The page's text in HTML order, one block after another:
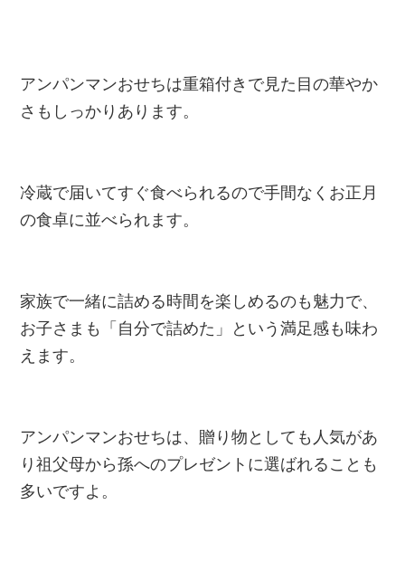
アンパンマンおせちは重箱付きで見た目の華やか
さもしっかりあります。
冷蔵で届いてすぐ食べられるので手間なくお正月
の食卓に並べられます。
家族で一緒に詰める時間を楽しめるのも魅力で、
お子さまも「自分で詰めた」という満足感も味わ
えます。
アンパンマンおせちは、贈り物としても人気があ
り祖父母から孫へのプレゼントに選ばれることも
多いですよ。